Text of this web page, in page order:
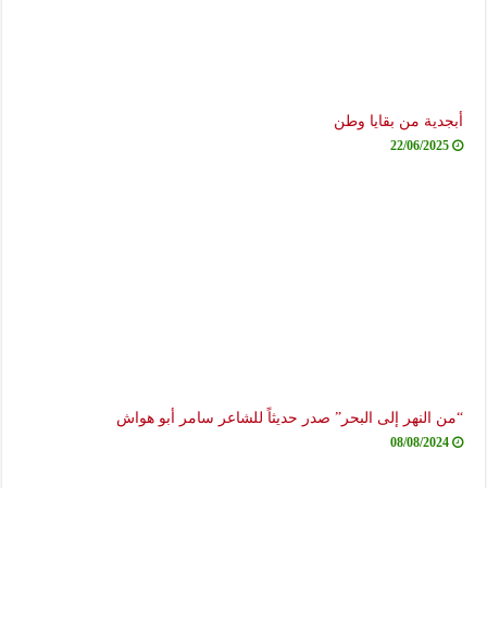
أبجدية من بقايا وطن
22/06/2025
“من النهر إلى البحر” صدر حديثاً للشاعر سامر أبو هواش
08/08/2024